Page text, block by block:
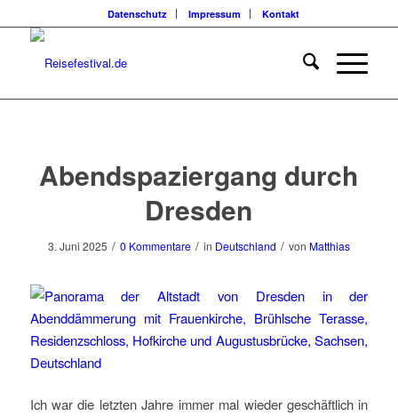
Datenschutz Impressum Kontakt
Abendspaziergang durch
Dresden
3. Juni 2025 / 0 Kommentare / in Deutschland / von Matthias
Ich war die letzten Jahre immer mal wieder geschäftlich in